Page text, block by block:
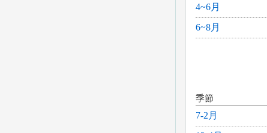
4~6月
6~8月
季節
7-2月